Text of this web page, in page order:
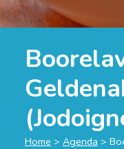
Home > Agenda >